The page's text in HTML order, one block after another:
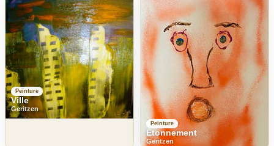
Peinture
Ville
Geritzen
Peinture
Étonnement
Geritzen